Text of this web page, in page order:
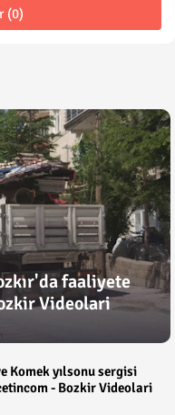
(0)
faaliyete
Videolari
Komek yılsonu sergisi
- Bozkir Videolari